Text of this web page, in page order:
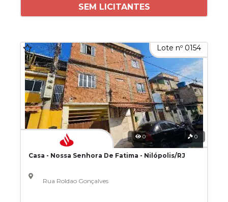
SEM LICITANTES
Lote nº 0154
0 0
Casa - Nossa Senhora De Fatima - Nilópolis/RJ
Rua Roldao Gonçalves